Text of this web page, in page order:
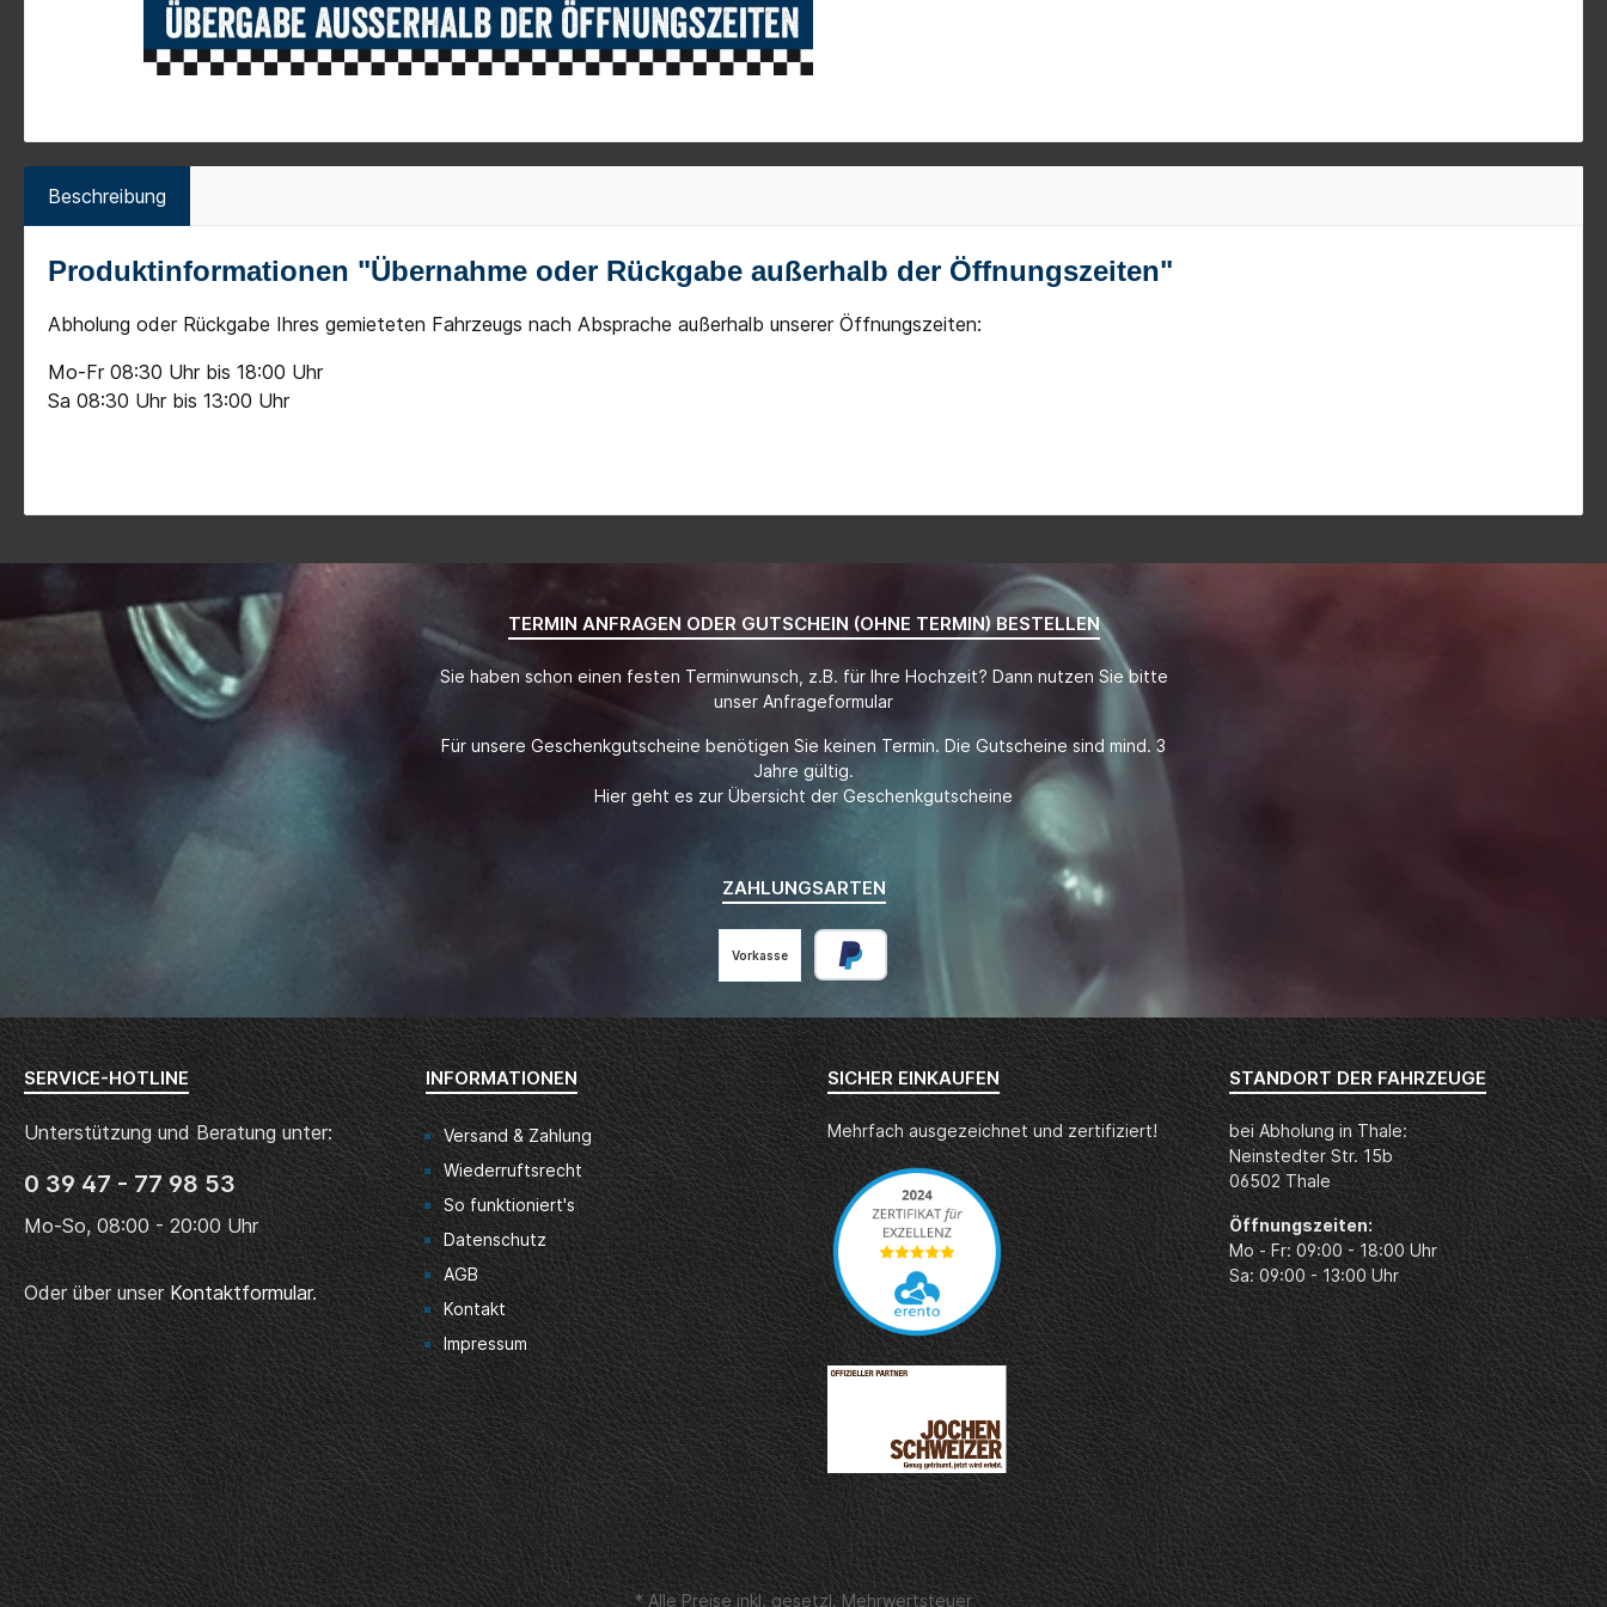
Beschreibung
Produktinformationen "Übernahme oder Rückgabe außerhalb der Öffnungszeiten"
Abholung oder Rückgabe Ihres gemieteten Fahrzeugs nach Absprache außerhalb unserer Öffnungszeiten:
Mo-Fr 08:30 Uhr bis 18:00 Uhr
Sa 08:30 Uhr bis 13:00 Uhr
TERMIN ANFRAGEN ODER GUTSCHEIN (OHNE TERMIN) BESTELLEN
Sie haben schon einen festen Terminwunsch, z.B. für Ihre Hochzeit? Dann nutzen Sie bitte
unser Anfrageformular
Für unsere Geschenkgutscheine benötigen Sie keinen Termin. Die Gutscheine sind mind. 3
Jahre gültig.
Hier geht es zur Übersicht der Geschenkgutscheine
ZAHLUNGSARTEN
Vorkasse
SERVICE-HOTLINE
Unterstützung und Beratung unter:
0 39 47 - 77 98 53
Mo-So, 08:00 - 20:00 Uhr
Oder über unser Kontaktformular.
INFORMATIONEN
Versand & Zahlung
Wiederruftsrecht
So funktioniert's
Datenschutz
AGB
Kontakt
Impressum
SICHER EINKAUFEN
Mehrfach ausgezeichnet und zertifiziert!
STANDORT DER FAHRZEUGE
bei Abholung in Thale:
Neinstedter Str. 15b
06502 Thale
Öffnungszeiten:
Mo - Fr: 09:00 - 18:00 Uhr
Sa: 09:00 - 13:00 Uhr
* Alle Preise inkl. gesetzl. Mehrwertsteuer